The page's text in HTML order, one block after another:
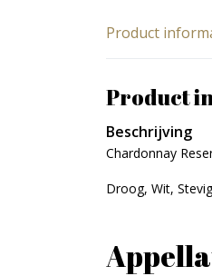
Product
Product
Beschrijving
Chardonnay
Droog, Wit,